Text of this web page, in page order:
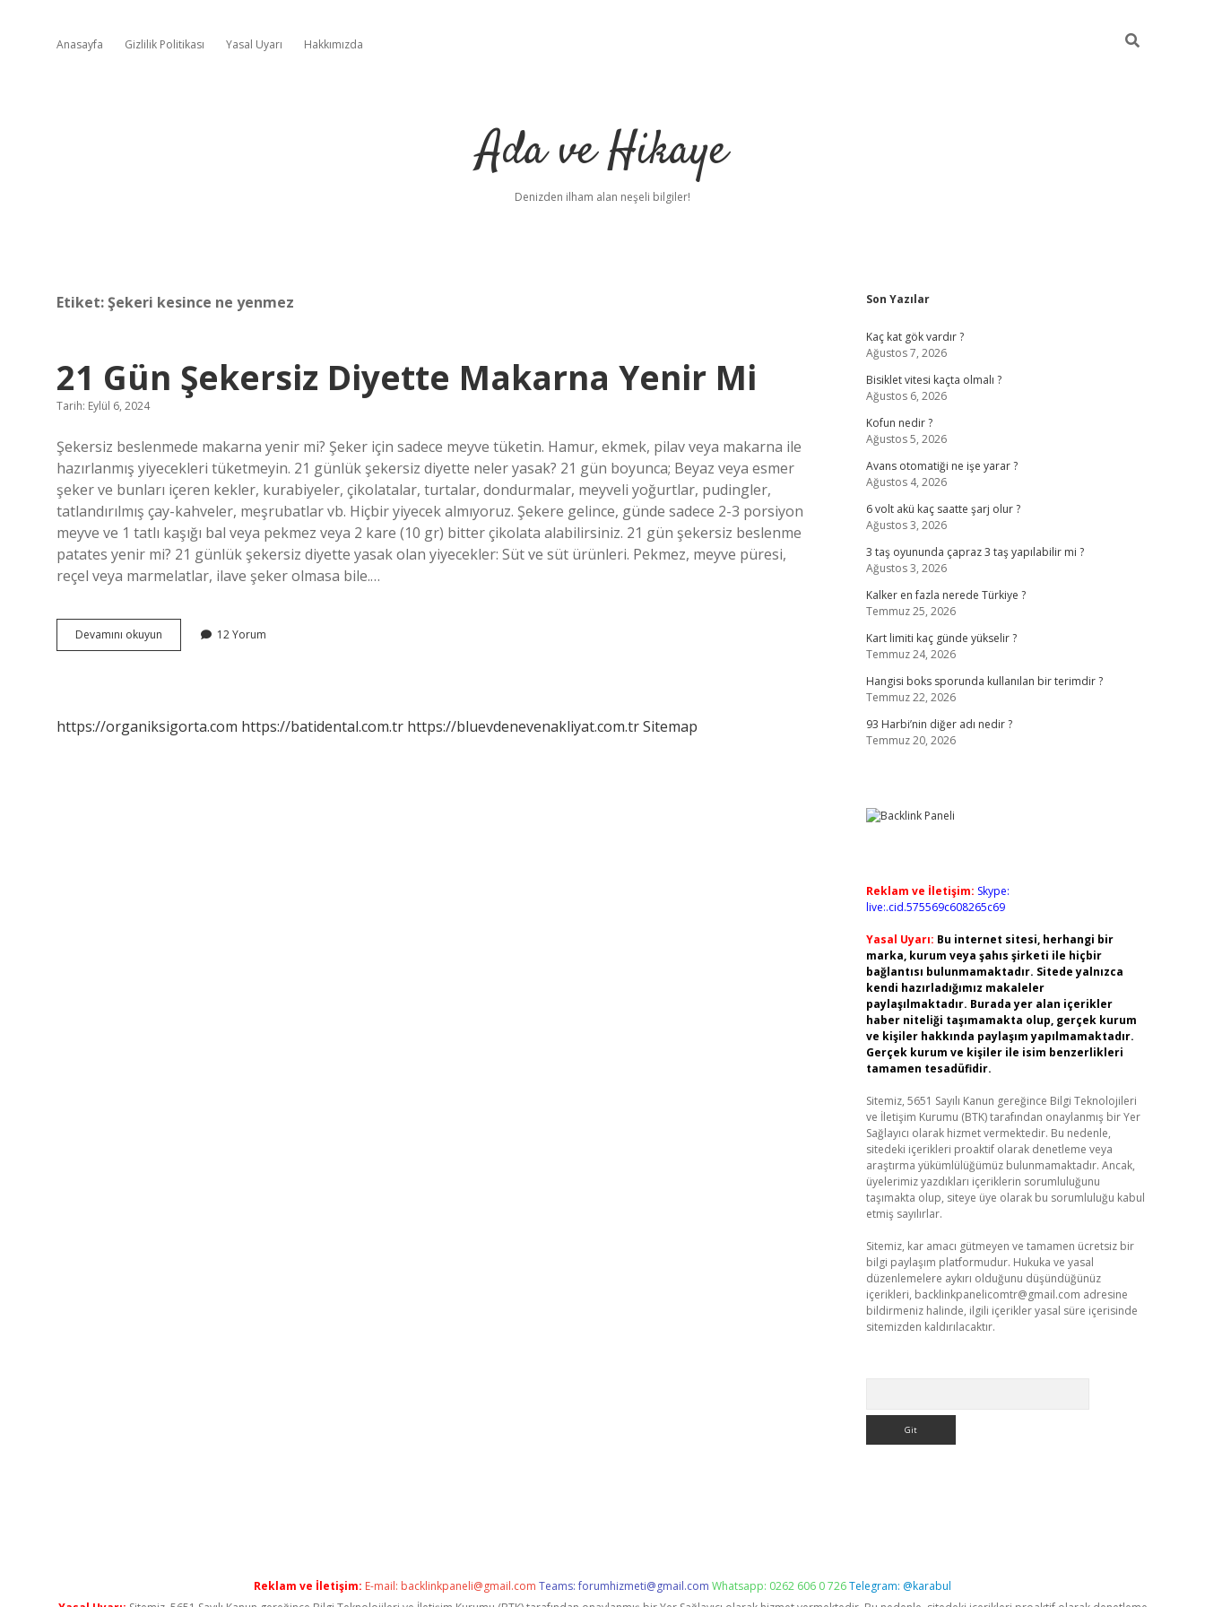
Anasayfa Gizlilik Politikası Yasal Uyarı Hakkımızda
Ada ve Hikaye
Denizden ilham alan neşeli bilgiler!
Etiket:Şekeri kesince ne yenmez
21 Gün Şekersiz Diyette Makarna Yenir Mi
Tarih: Eylül 6, 2024
Şekersiz beslenmede makarna yenir mi? Şeker için sadece meyve tüketin. Hamur, ekmek, pilav veya makarna ile
hazırlanmış yiyecekleri tüketmeyin. 21 günlük şekersiz diyette neler yasak? 21 gün boyunca; Beyaz veya esmer
şeker ve bunları içeren kekler, kurabiyeler, çikolatalar, turtalar, dondurmalar, meyveli yoğurtlar, pudingler,
tatlandırılmış çay-kahveler, meşrubatlar vb. Hiçbir yiyecek almıyoruz. Şekere gelince, günde sadece 2-3 porsiyon
meyve ve 1 tatlı kaşığı bal veya pekmez veya 2 kare (10 gr) bitter çikolata alabilirsiniz. 21 gün şekersiz beslenme
patates yenir mi? 21 günlük şekersiz diyette yasak olan yiyecekler: Süt ve süt ürünleri. Pekmez, meyve püresi,
reçel veya marmelatlar, ilave şeker olmasa bile.…
Devamını okuyun
Gün
Mi
12 Yorum
https://organiksigorta.com https://batidental.com.tr https://bluevdenevenakliyat.com.trSitemap
Sidebar
Son Yazılar
Kaç kat gök vardır ?
Ağustos 7, 2026
Bisiklet vitesi kaçta olmalı ?
Ağustos 6, 2026
Kofun nedir ?
Ağustos 5, 2026
Avans otomatiği ne işe yarar ?
Ağustos 4, 2026
6 volt akü kaç saatte şarj olur ?
Ağustos 3, 2026
3 taş oyununda çapraz 3 taş yapılabilir mi ?
Ağustos 3, 2026
Kalker en fazla nerede Türkiye ?
Temmuz 25, 2026
Kart limiti kaç günde yükselir ?
Temmuz 24, 2026
Hangisi boks sporunda kullanılan bir terimdir ?
Temmuz 22, 2026
93 Harbi’nin diğer adı nedir ?
Temmuz 20, 2026
Reklam ve İletişim: Skype:
live:.cid.575569c608265c69
Yasal Uyarı: Bu internet sitesi, herhangi bir
marka, kurum veya şahıs şirketi ile hiçbir
bağlantısı bulunmamaktadır. Sitede yalnızca
kendi hazırladığımız makaleler
paylaşılmaktadır. Burada yer alan içerikler
haber niteliği taşımamakta olup, gerçek kurum
ve kişiler hakkında paylaşım yapılmamaktadır.
Gerçek kurum ve kişiler ile isim benzerlikleri
tamamen tesadüfidir.
Sitemiz, 5651 Sayılı Kanun gereğince Bilgi Teknolojileri
ve İletişim Kurumu (BTK) tarafından onaylanmış bir Yer
Sağlayıcı olarak hizmet vermektedir. Bu nedenle,
sitedeki içerikleri proaktif olarak denetleme veya
araştırma yükümlülüğümüz bulunmamaktadır. Ancak,
üyelerimiz yazdıkları içeriklerin sorumluluğunu
taşımakta olup, siteye üye olarak bu sorumluluğu kabul
etmiş sayılırlar.
Sitemiz, kar amacı gütmeyen ve tamamen ücretsiz bir
bilgi paylaşım platformudur. Hukuka ve yasal
düzenlemelere aykırı olduğunu düşündüğünüz
içerikleri, backlinkpanelicomtr@gmail.com adresine
bildirmeniz halinde, ilgili içerikler yasal süre içerisinde
sitemizden kaldırılacaktır.
Reklam ve İletişim: E-mail: backlinkpaneli@gmail.com Teams:forumhizmeti@gmail.com Whatsapp: 0262 606 0 726Telegram: @karabul